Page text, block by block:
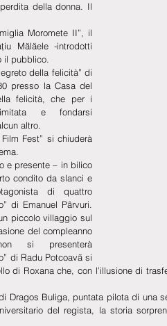
della donna. Il
Moromete II”, il
Mălăele -introdotti
il pubblico.
della felicità” di
presso la Casa del
felicità, che per i
e fondarsi
altro.
Fest” si chiuderà
e presente – in bilico
condito da slanci e
di quattro
di Emanuel Pârvuri.
piccolo villaggio sul
del compleanno
si presenterà
di Radu Potcoavã si
di Roxana che, con l’illusione di
Dragos Buliga, puntata pilota di una
del regista, la storia